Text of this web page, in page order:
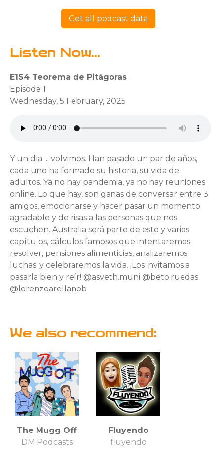
Get all podcast data
Listen Now...
E1S4 Teorema de Pitágoras
Episode 1
Wednesday, 5 February, 2025
Y un día ... volvimos. Han pasado un par de años,
cada uno ha formado su historia, su vida de
adultos. Ya no hay pandemia, ya no hay reuniones
online. Lo que hay, son ganas de conversar entre 3
amigos, emocionarse y hacer pasar un momento
agradable y de risas a las personas que nos
escuchen. Australia será parte de este y varios
capítulos, cálculos famosos que intentaremos
resolver, pensiones alimenticias, analizaremos
luchas, y celebraremos la vida. ¡Los invitamos a
pasarla bien y reír! @asveth.muni @beto.ruedas
@lorenzoarellanob
We also recommend:
The Mugg Off
DM Podcasts
Fluyendo
fluyendo